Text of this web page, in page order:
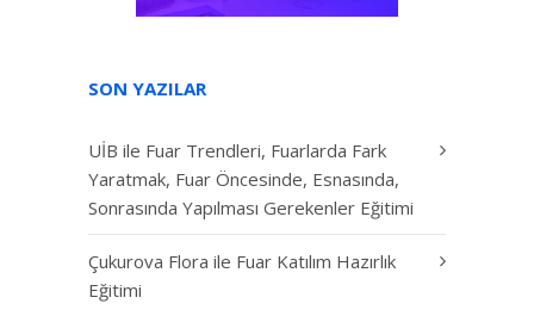
SON YAZILAR
UİB ile Fuar Trendleri, Fuarlarda Fark
Yaratmak, Fuar Öncesinde, Esnasında,
Sonrasında Yapılması Gerekenler Eğitimi
Çukurova Flora ile Fuar Katılım Hazırlık
Eğitimi